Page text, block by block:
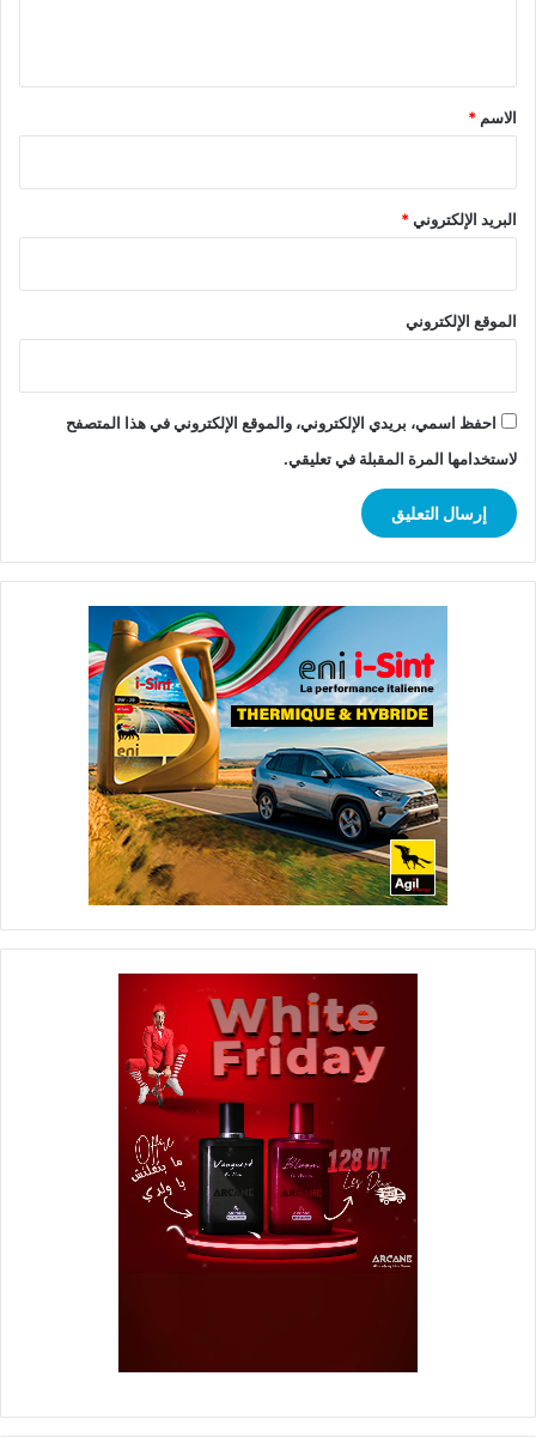
*
الاسم *
البريد الإلكتروني*
الموقع الإلكتروني
احفظ اسمي، بريدي الإلكتروني، والموقع الإلكتروني في هذا المتصفح
لاستخدامها المرة المقبلة في تعليقي.